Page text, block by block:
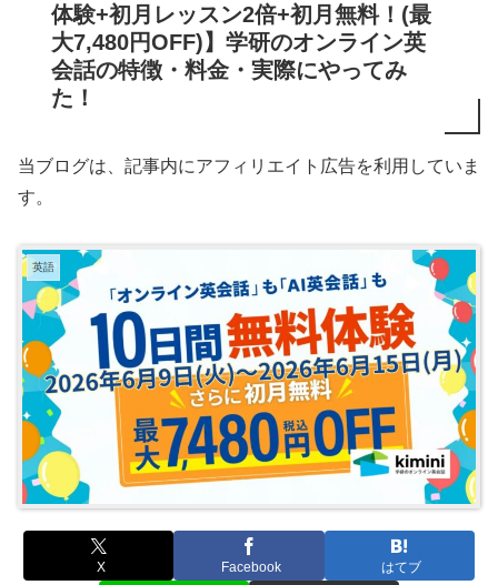
体験+初月レッスン2倍+初月無料！(最
大7,480円OFF)】学研のオンライン英
会話の特徴・料金・実際にやってみ
た！
当ブログは、記事内にアフィリエイト広告を利用していま
す。
英語
X Facebook はてブ